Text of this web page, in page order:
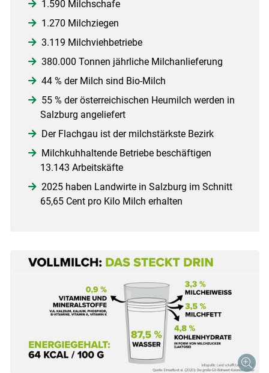
1.590 Milchschafe
1.270 Milchziegen
3.119 Milchviehbetriebe
380.000 Tonnen jährliche Milchanlieferung
44 % der Milch sind Bio-Milch
55 % der österreichischen Heumilch werden in
Salzburg angeliefert
Der Flachgau ist der milchstärkste Bezirk
Milchkuhhaltende Betriebe beschäftigen
13.143 Arbeitskäfte
2025 haben Landwirte in Salzburg im Schnitt
65,65 Cent pro Kilo Milch erhalten